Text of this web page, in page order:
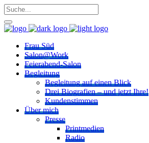
Frau Süd
Salon@Work
Feierabend-Salon
Begleitung
Begleitung auf einen Blick
Drei Biografien – und jetzt Ihre!
Kundenstimmen
Über mich
Presse
Printmedien
Radio